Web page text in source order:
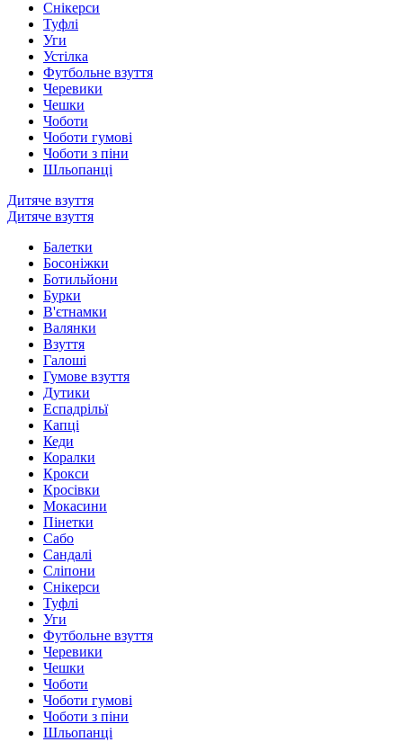
Снікерси
Туфлі
Уги
Устілка
Футбольне взуття
Черевики
Чешки
Чоботи
Чоботи гумові
Чоботи з піни
Шльопанці
Дитяче взуття
Дитяче взуття
Балетки
Босоніжки
Ботильйони
Бурки
В'єтнамки
Валянки
Взуття
Галоші
Гумове взуття
Дутики
Еспадрільї
Капці
Кеди
Коралки
Крокси
Кросівки
Мокасини
Пінетки
Сабо
Сандалі
Сліпони
Снікерси
Туфлі
Уги
Футбольне взуття
Черевики
Чешки
Чоботи
Чоботи гумові
Чоботи з піни
Шльопанці